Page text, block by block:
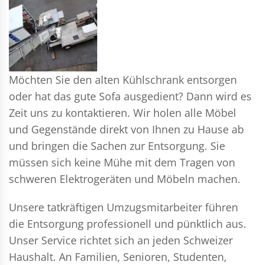
Möchten Sie den alten Kühlschrank entsorgen
oder hat das gute Sofa ausgedient? Dann wird es
Zeit uns zu kontaktieren. Wir holen alle Möbel
und Gegenstände direkt von Ihnen zu Hause ab
und bringen die Sachen zur Entsorgung. Sie
müssen sich keine Mühe mit dem Tragen von
schweren Elektrogeräten und Möbeln machen.
Unsere tatkräftigen Umzugsmitarbeiter führen
die Entsorgung professionell und pünktlich aus.
Unser Service richtet sich an jeden Schweizer
Haushalt. An Familien, Senioren, Studenten,